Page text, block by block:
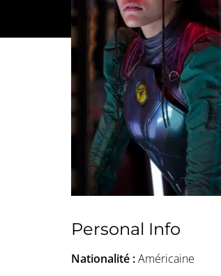
Personal Info
Nationalité :Américaine